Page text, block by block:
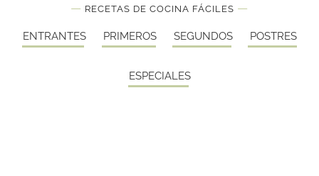
— RECETAS DE COCINA FÁCILES —
ENTRANTES PRIMEROS SEGUNDOS POSTRES
ESPECIALES